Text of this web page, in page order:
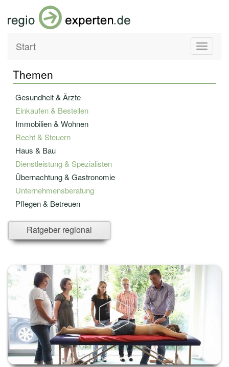
Toggle
Start
Themen
Gesundheit & Ärzte
Einkaufen & Bestellen
Immobilien & Wohnen
Recht & Steuern
Haus & Bau
Dienstleistung & Spezialisten
Übernachtung & Gastronomie
Unternehmensberatung
Pflegen & Betreuen
Versicherung - u. Finanzwesen
Reisen & Touristik
Trauern & Erinnern
Manufaktur & Handwerk
Entwicklung & Produktion
Top-Arbeitsplätze & Karriere
Spenden & Verschenken
Ratgeber regional